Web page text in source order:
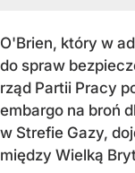
O'Brien, który w
do spraw
rząd Partii Pracy
embargo na broń
w Strefie Gazy,
między Wielką